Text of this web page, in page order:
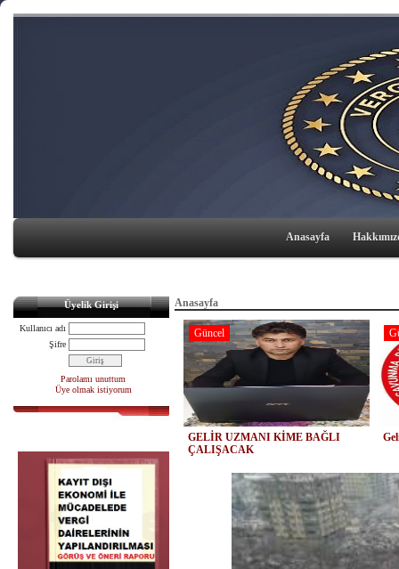
Anasayfa
Üyelik Girişi
Kullanıcı adı
Şifre
Parolamı unuttum
Üye olmak istiyorum
Anasayfa
Güncel
GELİR UZMANI KİME BAĞLI
ÇALIŞACAK